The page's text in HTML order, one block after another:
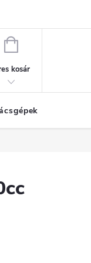
KOSÁR
kosár